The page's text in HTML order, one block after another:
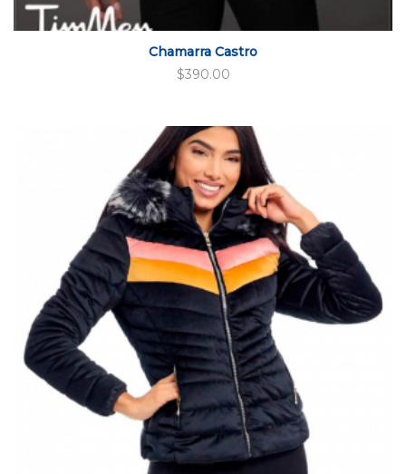
Chamarra Castro
$390.00